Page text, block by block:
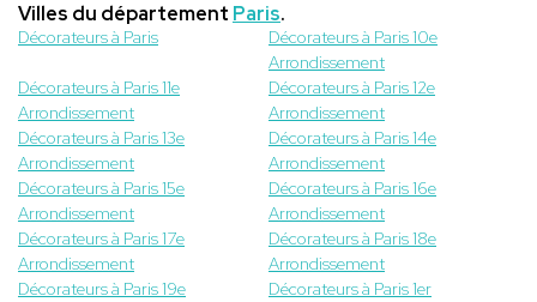
Villes du département Paris.
Décorateurs à Paris
Décorateurs à Paris 10e
Arrondissement
Décorateurs à Paris 11e
Arrondissement
Décorateurs à Paris 12e
Arrondissement
Décorateurs à Paris 13e
Arrondissement
Décorateurs à Paris 14e
Arrondissement
Décorateurs à Paris 15e
Arrondissement
Décorateurs à Paris 16e
Arrondissement
Décorateurs à Paris 17e
Arrondissement
Décorateurs à Paris 18e
Arrondissement
Décorateurs à Paris 19e
Décorateurs à Paris 1er